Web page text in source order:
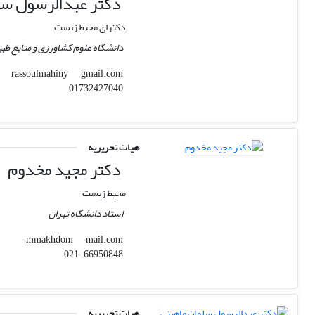
دکترای محیط زیست
دانشگاه علوم کشاورزی و منابع
rassoulmahiny
gmail.com
01732427040
هیات تحریریه
دکتر مجید مخدوم
محیط زیست
استاد دانشگاه تهران
mmakhdom
mail.com
021-66950848